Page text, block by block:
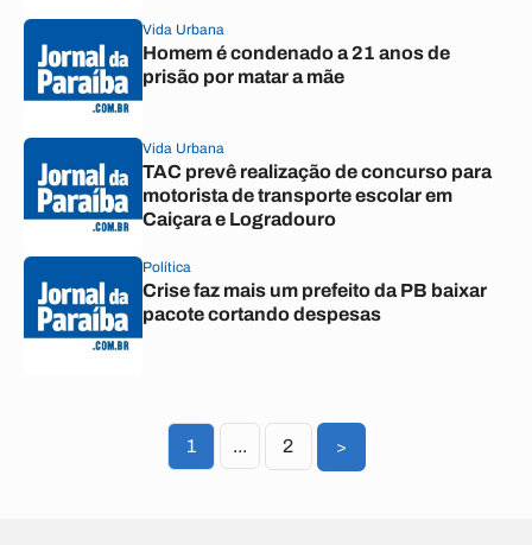
Vida Urbana
Homem é condenado a 21 anos de
prisão por matar a mãe
Vida Urbana
TAC prevê realização de concurso para
motorista de transporte escolar em
Caiçara e Logradouro
Política
Crise faz mais um prefeito da PB baixar
pacote cortando despesas
1 ... 2 >